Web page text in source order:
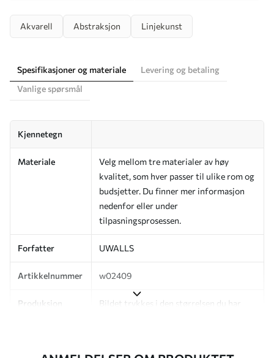
Akvarell Abstraksjon Linjekunst
Spesifikasjoner og materiale
Levering og betaling
Vanlige spørsmål
Kjennetegn
Materiale
Velg mellom tre materialer av høy
kvalitet, som hver passer til ulike rom og
budsjetter. Du finner mer informasjon
nedenfor eller under
tilpasningsprosessen.
Forfatter UWALLS
Artikkelnummer w02409
Produksjon
Bildet trykkes i den størrelsen du har